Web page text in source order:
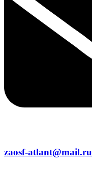
zaosf-atlant@mail.ru